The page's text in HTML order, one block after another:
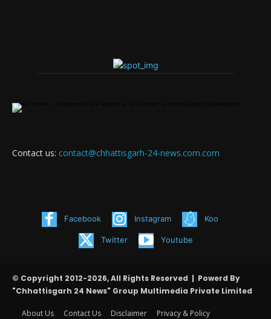
Contact us: contact@chhattisgarh-24-news.com.com
Facebook Instagram Koo
Twitter Youtube
© Copyright 2012-2026, All Rights Reserved | Powerd By
"Chhattisgarh 24 News" Group Multimedia Private Limited
About Us Contact Us Disclaimer
Privacy & Policy